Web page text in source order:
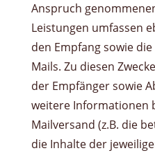
Anspruch
Leistungen umfassen
den Empfang sowie
Mails. Zu diesen
der Empfänger sowie
weitere Informationen
Mailversand (z.B. die
die Inhalte der